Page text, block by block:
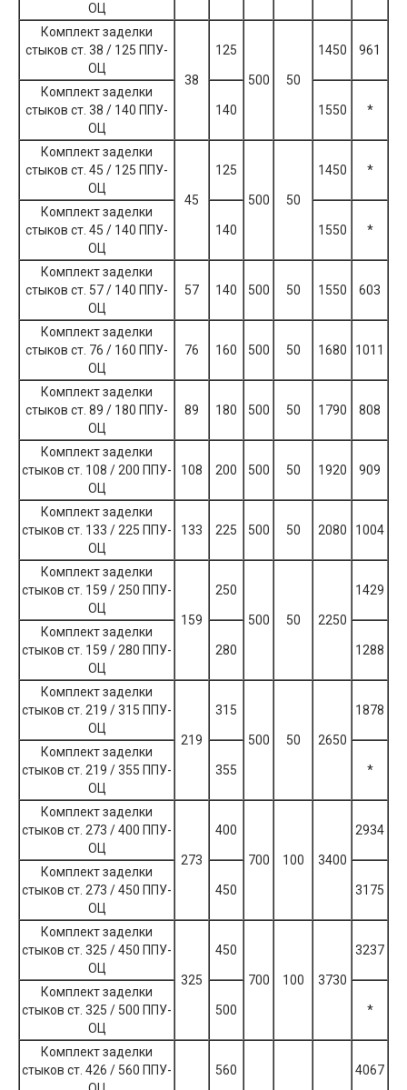
ОЦ
Комплект заделки
стыков ст. 38 / 125 ППУ-
ОЦ
38
125
500 50
1450 961
Комплект заделки
стыков ст. 38 / 140 ППУ-
ОЦ
140 1550 *
Комплект заделки
стыков ст. 45 / 125 ППУ-
ОЦ
45
125
500 50
1450 *
Комплект заделки
стыков ст. 45 / 140 ППУ-
ОЦ
140 1550 *
Комплект заделки
стыков ст. 57 / 140 ППУ-
ОЦ
57 140 500 50 1550 603
Комплект заделки
стыков ст. 76 / 160 ППУ-
ОЦ
76 160 500 50 1680 1011
Комплект заделки
стыков ст. 89 / 180 ППУ-
ОЦ
89 180 500 50 1790 808
Комплект заделки
стыков ст. 108 / 200 ППУ-
ОЦ
108 200 500 50 1920 909
Комплект заделки
стыков ст. 133 / 225 ППУ-
ОЦ
133 225 500 50 2080 1004
Комплект заделки
стыков ст. 159 / 250 ППУ-
ОЦ
159
250
500 50 2250
1429
Комплект заделки
стыков ст. 159 / 280 ППУ-
ОЦ
280 1288
Комплект заделки
стыков ст. 219 / 315 ППУ-
ОЦ
219
315
500 50 2650
1878
Комплект заделки
стыков ст. 219 / 355 ППУ-
ОЦ
355 *
Комплект заделки
стыков ст. 273 / 400 ППУ-
ОЦ
273
400
700 100 3400
2934
Комплект заделки
стыков ст. 273 / 450 ППУ-
ОЦ
450 3175
Комплект заделки
стыков ст. 325 / 450 ППУ-
ОЦ
325
450
700 100 3730
3237
Комплект заделки
стыков ст. 325 / 500 ППУ-
ОЦ
500 *
Комплект заделки
стыков ст. 426 / 560 ППУ-
560 4067